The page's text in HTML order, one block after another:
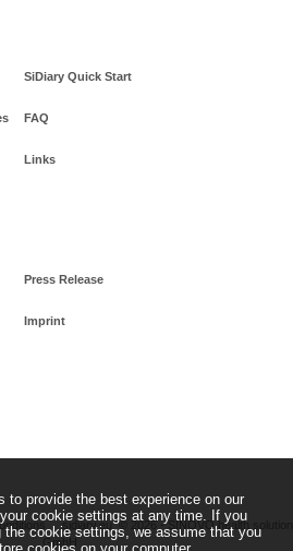
SiDiary Quick Start
FAQ
Links
Press Release
Imprint
sidiary.eu © 2026 - SINOVO health
GmbH
to provide the best experience on our
cookie settings at any time. If you
the cookie settings, we assume that you